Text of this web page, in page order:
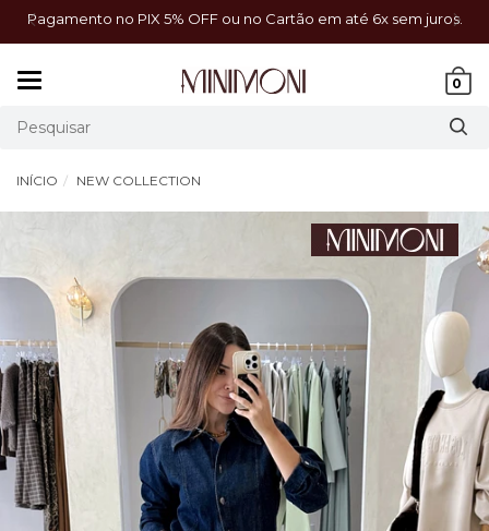
Pagamento no PIX 5% OFF ou no Cartão em até 6x sem juros.
0
INÍCIO NEW COLLECTION